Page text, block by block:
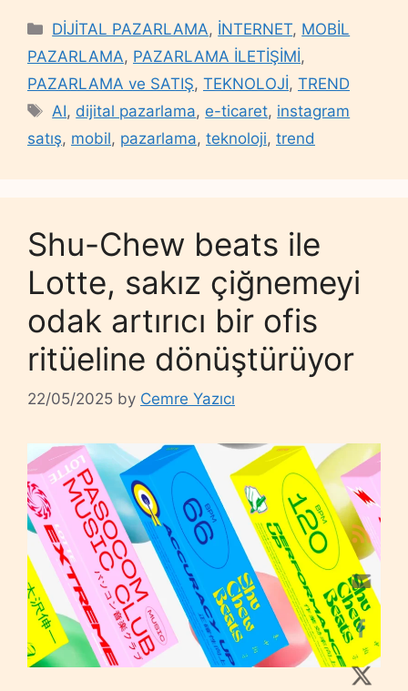
Categories
DİJİTAL PAZARLAMA, İNTERNET, MOBİL
PAZARLAMA, PAZARLAMA İLETİŞİMİ,
PAZARLAMA ve SATIŞ, TEKNOLOJİ, TREND
Tags
AI, dijital pazarlama, e-ticaret, instagram
satış, mobil, pazarlama, teknoloji, trend
Shu-Chew beats ile
Lotte, sakız çiğnemeyi
odak artırıcı bir ofis
ritüeline dönüştürüyor
22/05/2025 by Cemre Yazıcı